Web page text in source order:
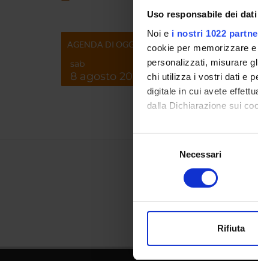
Uso responsabile dei dati
Noi e i nostri 1022
cookie per memorizzare
personalizzati, misurare
chi utilizza i vostri dati e
digitale in cui avete
dalla Dichiarazione sui
Con il tuo consenso,
raccogliere
digitali).
modificare o ritirare il tuo
Necessari
Rifiuta
AGENDA DI OGGI
sab
8 agosto 2026